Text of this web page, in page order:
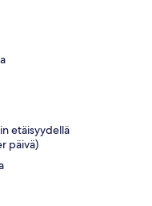
etäisyydellä
päivä)